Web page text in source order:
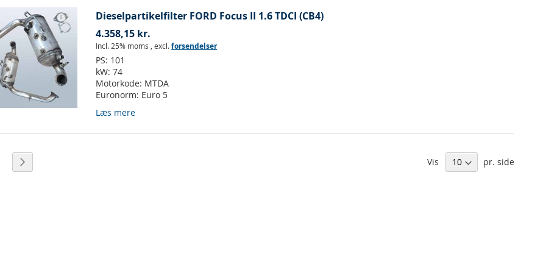
Dieselpartikelfilter FORD Focus II 1.6 TDCI (CB4)
4.358,15 kr.
Incl. 25% moms ,excl.forsendelser
PS: 101
kW:74
Motorkode: MTDA
Euronorm: Euro 5
Læs mere
side Vis pr. side